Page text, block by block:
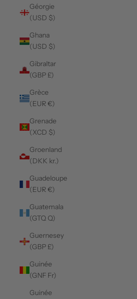
Géorgie
(USD $)
Ghana
(USD $)
Gibraltar
(GBP £)
Grèce
(EUR €)
Grenade
(XCD $)
Groenland
(DKK kr.)
Guadeloupe
(EUR €)
Guatemala
(GTQ Q)
Guernesey
(GBP £)
Guinée
(GNF Fr)
Guinée